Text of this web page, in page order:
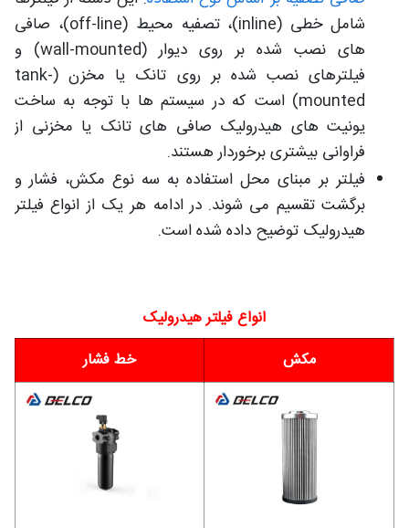
شامل خطی (inline)، تصفیه محیط (off-line)، صافی
های نصب شده بر روی دیوار (wall-mounted) و
فیلترهای نصب شده بر روی تانک یا مخزن (tank-
mounted) است که در سیستم ها با توجه به ساخت
یونیت های هیدرولیک صافی های تانک یا مخزنی از
فراوانی بیشتری برخوردار هستند.
فیلتر بر مبنای محل استفاده به سه نوع مکش، فشار و
برگشت تقسیم می شوند. در ادامه هر یک از انواع فیلتر
هیدرولیک توضیح داده شده است.
انواع فیلتر هیدرولیک
مکش
خط فشار